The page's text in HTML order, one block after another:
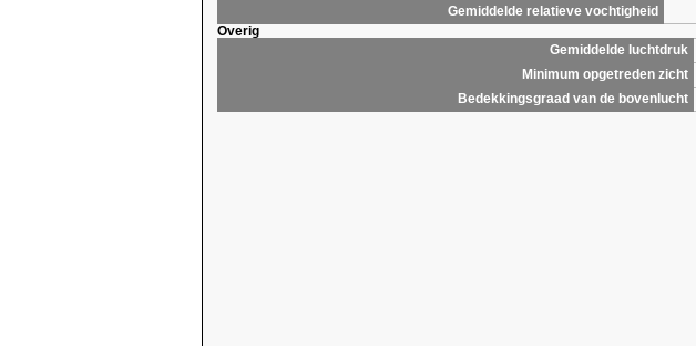
Gemiddelde relatieve vochtigheid
Overig
Gemiddelde luchtdruk
Minimum opgetreden zicht
Bedekkingsgraad van de bovenlucht